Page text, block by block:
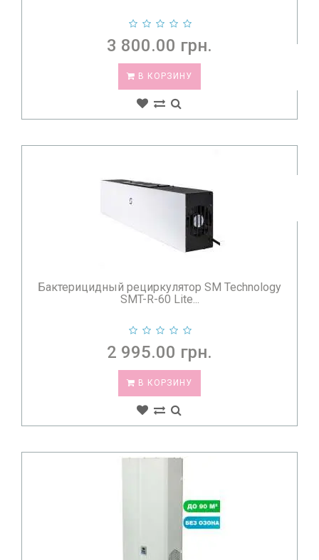
3 800.00 грн.
В КОРЗИНУ
Бактерицидный рециркулятор SM Technology
SMT-R-60 Lite...
2 995.00 грн.
В КОРЗИНУ